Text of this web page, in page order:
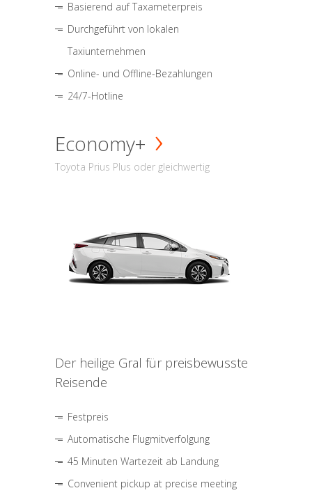
Basierend auf Taxameterpreis
Durchgeführt von lokalen
Taxiunternehmen
Online- und Offline-Bezahlungen
24/7-Hotline
Economy+
Toyota Prius Plus oder gleichwertig
Der heilige Gral für preisbewusste
Reisende
Festpreis
Automatische Flugmitverfolgung
45 Minuten Wartezeit ab Landung
Convenient pickup at precise meeting